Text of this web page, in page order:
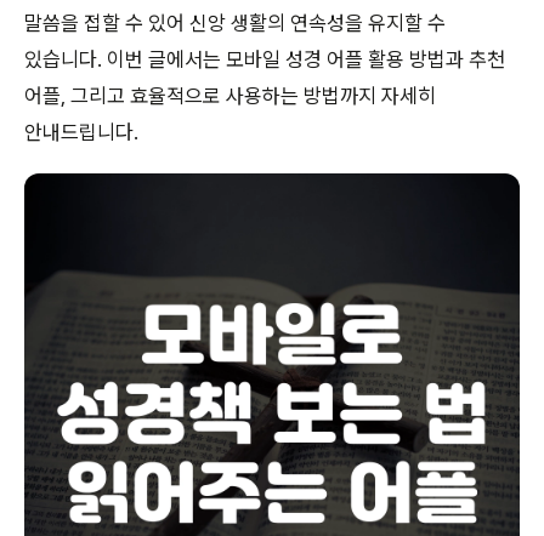
말씀을 접할 수 있어 신앙 생활의 연속성을 유지할 수
있습니다. 이번 글에서는 모바일 성경 어플 활용 방법과 추천
어플, 그리고 효율적으로 사용하는 방법까지 자세히
안내드립니다.